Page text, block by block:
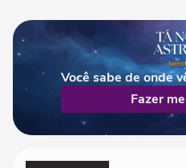
Você sabe de onde
Fazer